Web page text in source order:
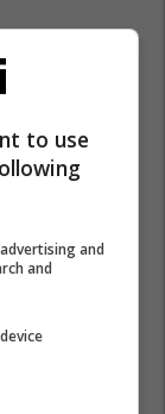
to use
and
and